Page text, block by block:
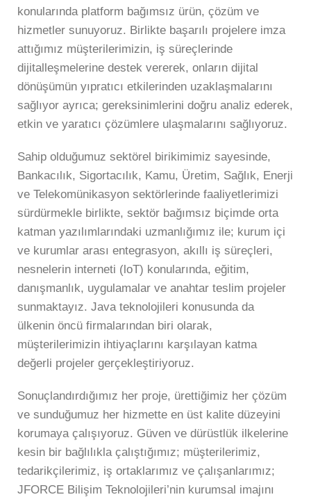
konularında platform bağımsız ürün, çözüm ve
hizmetler sunuyoruz. Birlikte başarılı projelere imza
attığımız müşterilerimizin, iş süreçlerinde
dijitalleşmelerine destek vererek, onların dijital
dönüşümün yıpratıcı etkilerinden uzaklaşmalarını
sağlıyor ayrıca; gereksinimlerini doğru analiz ederek,
etkin ve yaratıcı çözümlere ulaşmalarını sağlıyoruz.
Sahip olduğumuz sektörel birikimimiz sayesinde,
Bankacılık, Sigortacılık, Kamu, Üretim, Sağlık, Enerji
ve Telekomünikasyon sektörlerinde faaliyetlerimizi
sürdürmekle birlikte, sektör bağımsız biçimde orta
katman yazılımlarındaki uzmanlığımız ile; kurum içi
ve kurumlar arası entegrasyon, akıllı iş süreçleri,
nesnelerin interneti (loT) konularında, eğitim,
danışmanlık, uygulamalar ve anahtar teslim projeler
sunmaktayız. Java teknolojileri konusunda da
ülkenin öncü firmalarından biri olarak,
müşterilerimizin ihtiyaçlarını karşılayan katma
değerli projeler gerçekleştiriyoruz.
Sonuçlandırdığımız her proje, ürettiğimiz her çözüm
ve sunduğumuz her hizmette en üst kalite düzeyini
korumaya çalışıyoruz. Güven ve dürüstlük ilkelerine
kesin bir bağlılıkla çalıştığımız; müşterilerimiz,
tedarikçilerimiz, iş ortaklarımız ve çalışanlarımız;
JFORCE Bilişim Teknolojileri’nin kurumsal imajını